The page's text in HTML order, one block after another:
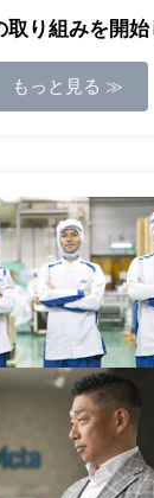
取り組みを開始
もっと見る ≫